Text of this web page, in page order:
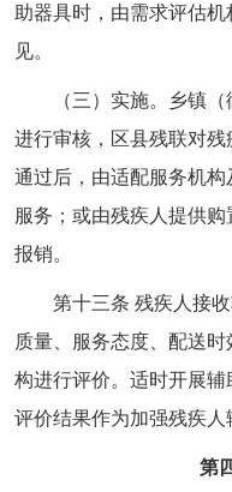
助器具时，由需求评估
见。
（三）实施。乡镇
进行审核，区县残联对
通过后，由适配服务机
服务；或由残疾人提供
报销。
第十三条 残疾人接
质量、服务态度、配送
构进行评价。适时开展辅
评价结果作为加强残疾人
第